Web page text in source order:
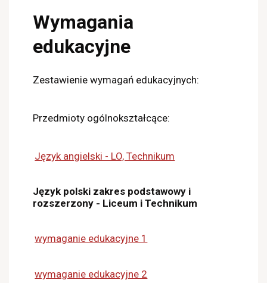
Wymagania
edukacyjne
Zestawienie wymagań edukacyjnych:
Przedmioty ogólnokształcące:
Język angielski - LO, Technikum
Język polski zakres podstawowy i
rozszerzony - Liceum i Technikum
wymaganie edukacyjne 1
wymaganie edukacyjne 2